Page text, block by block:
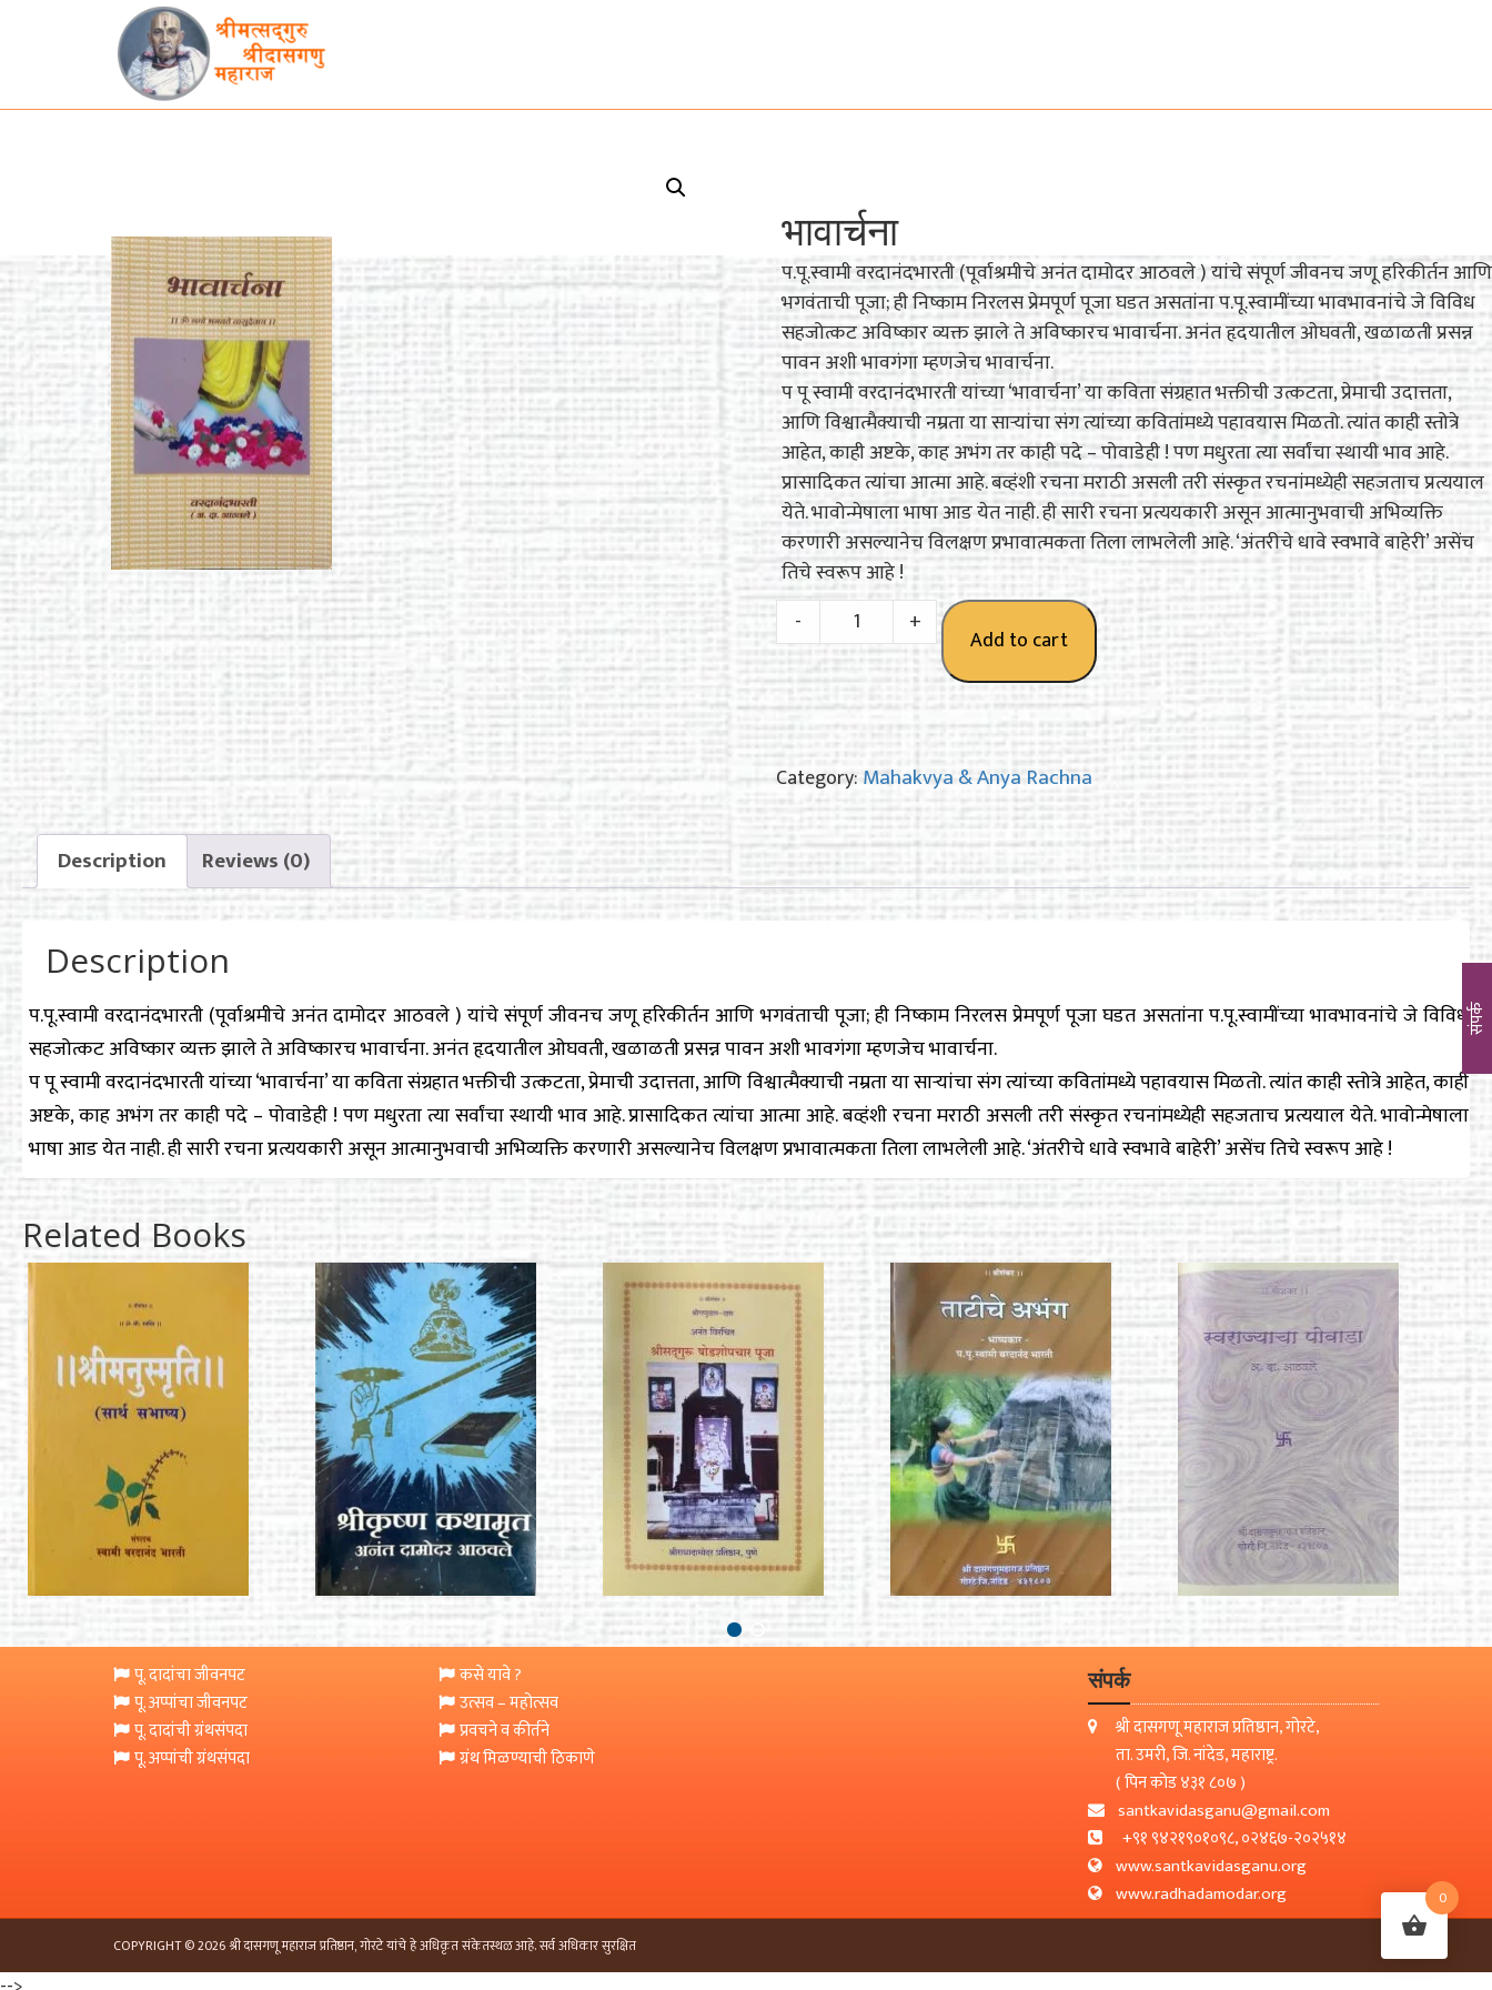
भावार्चना
प.पू.स्वामी वरदानंदभारती (पूर्वाश्रमीचे अनंत दामोदर आठवले ) यांचे संपूर्ण जीवनच जणू हरिकीर्तन आणि
भगवंताची पूजा; ही निष्काम निरलस प्रेमपूर्ण पूजा घडत असतांना प.पू.स्वामींच्या भावभावनांचे जे विविध
सहजोत्कट अविष्कार व्यक्त झाले ते अविष्कारच भावार्चना. अनंत हृदयातील ओघवती, खळाळती प्रसन्न
पावन अशी भावगंगा म्हणजेच भावार्चना.
प पू स्वामी वरदानंदभारती यांच्या ‘भावार्चना’ या कविता संग्रहात भक्तीची उत्कटता, प्रेमाची उदात्तता,
आणि विश्वात्मैक्याची नम्रता या साऱ्यांचा संग त्यांच्या कवितांमध्ये पहावयास मिळतो. त्यांत काही स्तोत्रे
आहेत, काही अष्टके, काह अभंग तर काही पदे – पोवाडेही ! पण मधुरता त्या सर्वांचा स्थायी भाव आहे.
प्रासादिकत त्यांचा आत्मा आहे. बव्हंशी रचना मराठी असली तरी संस्कृत रचनांमध्येही सहजताच प्रत्ययाल
येते. भावोन्मेषाला भाषा आड येत नाही. ही सारी रचना प्रत्ययकारी असून आत्मानुभवाची अभिव्यक्ति
करणारी असल्यानेच विलक्षण प्रभावात्मकता तिला लाभलेली आहे. ‘अंतरीचे धावे स्वभावे बाहेरी’ असेंच
तिचे स्वरूप आहे !
भावार्चना
quantity
- +
Add to cart
Category: Mahakvya & Anya Rachna
Description Reviews (0)
Description
प.पू.स्वामी वरदानंदभारती (पूर्वाश्रमीचे अनंत दामोदर आठवले ) यांचे संपूर्ण जीवनच जणू हरिकीर्तन आणि भगवंताची पूजा; ही निष्काम निरलस प्रेमपूर्ण पूजा घडत असतांना प.पू.स्वामींच्या भावभावनांचे जे विविध
सहजोत्कट अविष्कार व्यक्त झाले ते अविष्कारच भावार्चना. अनंत हृदयातील ओघवती, खळाळती प्रसन्न पावन अशी भावगंगा म्हणजेच भावार्चना.
प पू स्वामी वरदानंदभारती यांच्या ‘भावार्चना’ या कविता संग्रहात भक्तीची उत्कटता, प्रेमाची उदात्तता, आणि विश्वात्मैक्याची नम्रता या साऱ्यांचा संग त्यांच्या कवितांमध्ये पहावयास मिळतो. त्यांत काही स्तोत्रे आहेत, काही
अष्टके, काह अभंग तर काही पदे – पोवाडेही ! पण मधुरता त्या सर्वांचा स्थायी भाव आहे. प्रासादिकत त्यांचा आत्मा आहे. बव्हंशी रचना मराठी असली तरी संस्कृत रचनांमध्येही सहजताच प्रत्ययाल येते. भावोन्मेषाला
भाषा आड येत नाही. ही सारी रचना प्रत्ययकारी असून आत्मानुभवाची अभिव्यक्ति करणारी असल्यानेच विलक्षण प्रभावात्मकता तिला लाभलेली आहे. ‘अंतरीचे धावे स्वभावे बाहेरी’ असेंच तिचे स्वरूप आहे !
Related Books
पू. दादांचा जीवनपट
पू. अप्पांचा जीवनपट
पू. दादांची ग्रंथसंपदा
पू. अप्पांची ग्रंथसंपदा
कसे यावे ?
उत्सव – महोत्सव
प्रवचने व कीर्तने
ग्रंथ मिळण्याची ठिकाणे
संपर्क
श्री दासगणू महाराज प्रतिष्ठान, गोरटे,
ता. उमरी, जि. नांदेड, महाराष्ट्र.
( पिन कोड ४३१ ८०७ )
santkavidasganu@gmail.com
+९१ ९४२१९०१०९८, ०२४६७-२०२५१४
www.santkavidasganu.org
www.radhadamodar.org
COPYRIGHT © 2026 श्री दासगणू महाराज प्रतिष्ठान, गोरटे यांचे हे अधिकृत संकेतस्थळ आहे. सर्व अधिकार सुरक्षित
संपर्क
0